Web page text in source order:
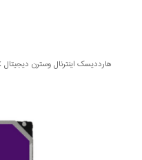
هارددیسک اینترنال وسترن دیجیتال 2TB WD20PURX